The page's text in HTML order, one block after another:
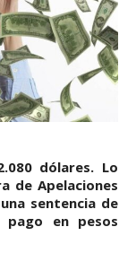
dólares. Lo
de Apelaciones
sentencia de
en pesos